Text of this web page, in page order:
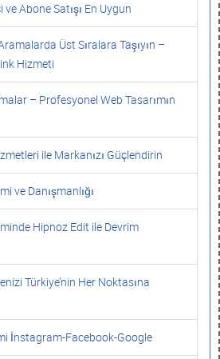
Abone Satışı En Uygun
Üst Sıralara Taşıyın –
Hizmeti
– Profesyonel Web Tasarımın
ile Markanızı Güçlendirin
ve Danışmanlığı
Hipnoz Edit ile Devrim
Türkiye’nin Her Noktasına
İnstagram-Facebook-Google